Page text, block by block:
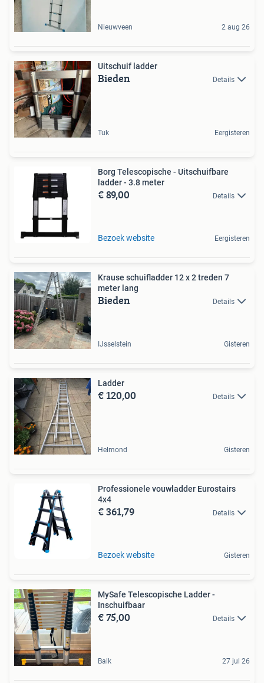
Nieuwveen 2 aug 26
Uitschuif ladder
Bieden Details
Tuk Eergisteren
Borg Telescopische - Uitschuifbare
ladder - 3.8 meter
€ 89,00 Details
Bezoek website Eergisteren
Krause schuifladder 12 x 2 treden 7
meter lang
Bieden Details
IJsselstein Gisteren
Ladder
€ 120,00 Details
Helmond Gisteren
Professionele vouwladder Eurostairs
4x4
€ 361,79 Details
Bezoek website Gisteren
MySafe Telescopische Ladder -
Inschuifbaar
€ 75,00 Details
Balk 27 jul 26